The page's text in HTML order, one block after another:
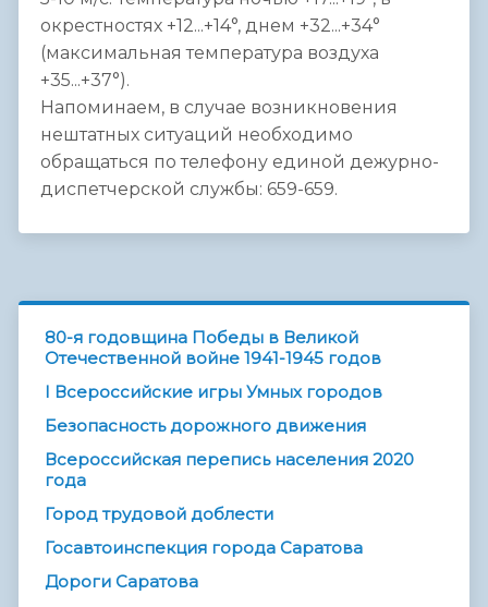
окрестностях +12...+14°, днем +32...+34°
(максимальная температура воздуха
+35...+37°).
Напоминаем, в случае возникновения
нештатных ситуаций необходимо
обращаться по телефону единой дежурно-
диспетчерской службы: 659-659.
80-я годовщина Победы в Великой
Отечественной войне 1941-1945 годов
I Всероссийские игры Умных городов
Безопасность дорожного движения
Всероссийская перепись населения 2020
года
Город трудовой доблести
Госавтоинспекция города Саратова
Дороги Саратова